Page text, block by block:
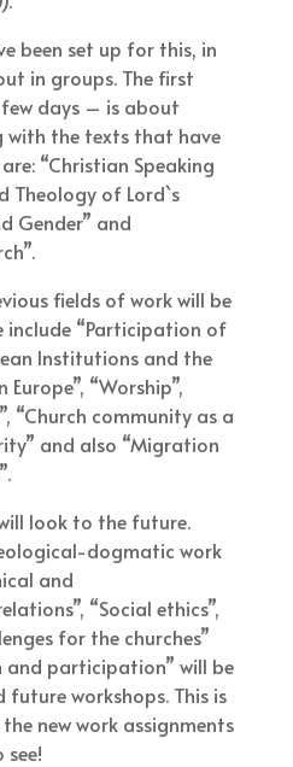
been set up for this, in
in groups. The first
days – is about
the texts that have
“Christian Speaking
Theology of Lord`s
Gender” and
fields of work will be
include “Participation of
Institutions and the
“Worship”,
“Church community as a
and also “Migration
look to the future.
dogmatic work
and
“Social ethics”,
for the churches”
and participation” will be
workshops. This is
new work assignments.